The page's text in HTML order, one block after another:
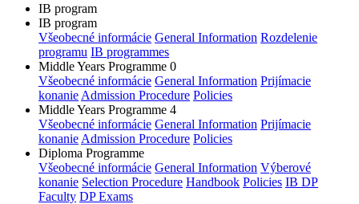
IB program
IB program
Všeobecné informácie General Information Rozdelenie
programu IB programmes
Middle Years Programme 0
Všeobecné informácie General Information Prijímacie
konanie Admission Procedure Policies
Middle Years Programme 4
Všeobecné informácie General Information Prijímacie
konanie Admission Procedure Policies
Diploma Programme
Všeobecné informácie General Information Výberové
konanie Selection Procedure Handbook Policies IB DP
Faculty DP Exams